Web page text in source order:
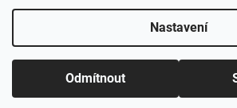
Nastavení
Odmítnout
HEMA Dobruška s.r.o.
Upravit nastavení